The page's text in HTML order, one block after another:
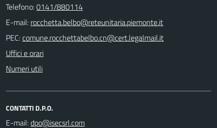
Telefono:0141/880114
E-mail:
PEC:
Uffici e orari
Numeri utili
CONTATTI D.P.O.
E-mail: